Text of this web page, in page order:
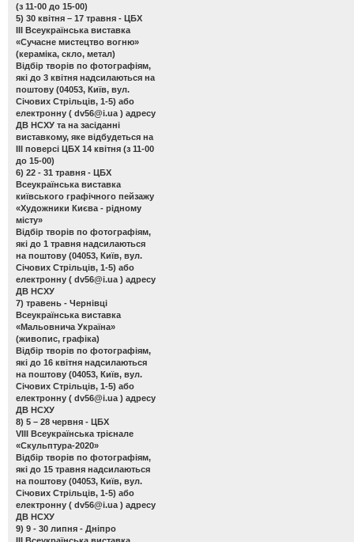
(з 11-00 до 15-00)
5) 30 квітня – 17 травня - ЦБХ
ІІІ Всеукраїнська виставка
«Сучасне мистецтво вогню»
(кераміка, скло, метал)
Відбір творів по фотографіям,
які до 3 квітня надсилаються на
поштову (04053, Київ, вул.
Січових Стрільців, 1-5) або
електронну ( dv56@i.ua ) адресу
ДВ НСХУ та на засіданні
виставкому, яке відбудеться на
ІІІ поверсі ЦБХ 14 квітня (з 11-00
до 15-00)
6) 22 - 31 травня - ЦБХ
Всеукраїнська виставка
київського графічного пейзажу
«Художники Києва - рідному
місту»
Відбір творів по фотографіям,
які до 1 травня надсилаються
на поштову (04053, Київ, вул.
Січових Стрільців, 1-5) або
електронну ( dv56@i.ua ) адресу
ДВ НСХУ
7) травень - Чернівці
Всеукраїнська виставка
«Мальовнича Україна»
(живопис, графіка)
Відбір творів по фотографіям,
які до 16 квітня надсилаються
на поштову (04053, Київ, вул.
Січових Стрільців, 1-5) або
електронну ( dv56@i.ua ) адресу
ДВ НСХУ
8) 5 – 28 червня - ЦБХ
VIII Всеукраїнська трієнале
«Скульптура-2020»
Відбір творів по фотографіям,
які до 15 травня надсилаються
на поштову (04053, Київ, вул.
Січових Стрільців, 1-5) або
електронну ( dv56@i.ua ) адресу
ДВ НСХУ
9) 9 - 30 липня - Дніпро
ІІІ Всеукраїнська виставка